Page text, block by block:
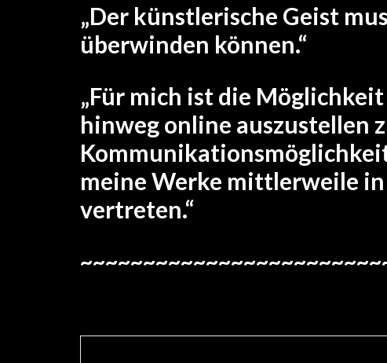
„Der künstlerische Geist
überwinden können.“
„Für mich ist die
hinweg online auszustellen
meine Werke mittlerweile
vertreten.“